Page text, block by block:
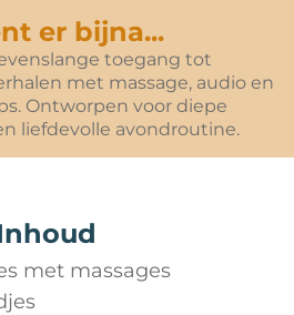
er bijna...
toegang tot
met massage, audio en
Ontworpen voor diepe
liefdevolle avondroutine.
met massages